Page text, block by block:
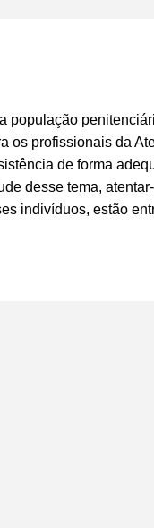
população
os profissionais da
de forma
desse tema,
indivíduos, estão